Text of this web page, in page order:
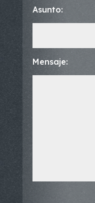
Asunto:
Mensaje: